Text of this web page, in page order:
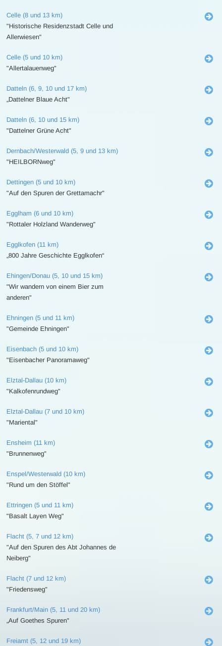
Celle (8 und 13 km)
"Historische Residenzstadt Celle und
Allerwiesen"
Celle (5 und 10 km)
"Allertalauenweg"
Datteln (6, 9, 10 und 17 km)
„Dattelner Blaue Acht"
Datteln (6, 10 und 15 km)
"Dattelner Grüne Acht"
Dernbach/Westerwald (5, 9 und 13 km)
"HEILBORNweg"
Dettingen (5 und 10 km)
"Auf den Spuren der Grettamachr"
Egglham (6 und 10 km)
"Rottaler Holzland Wanderweg"
Egglkofen (11 km)
„800 Jahre Geschichte Egglkofen“
Ehingen/Donau (5, 10 und 15 km)
"Wir wandern von einem Bier zum
anderen"
Ehningen (5 und 11 km)
"Gemeinde Ehningen"
Eisenbach (5 und 10 km)
"Eisenbacher Panoramaweg"
Elztal-Dallau (10 km)
"Kalkofenrundweg"
Elztal-Dallau (7 und 10 km)
"Mariental"
Ensheim (11 km)
"Brunnenweg"
Enspel/Westerwald (10 km)
"Rund um den Stöffel"
Ettringen (5 und 11 km)
"Basalt Layen Weg"
Flacht (5, 7 und 12 km)
"Auf den Spuren des Abt Johannes de
Neiberg"
Flacht (7 und 12 km)
"Friedensweg"
Frankfurt/Main (5, 11 und 20 km)
„Auf Goethes Spuren"
Freiamt (5, 12 und 19 km)